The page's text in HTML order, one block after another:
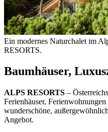
Ein modernes Naturchalet im
RESORTS.
Baumhäuser,
ALPS RESORTS –
Ferienhäuser,
wunderschöne,
Angebot.